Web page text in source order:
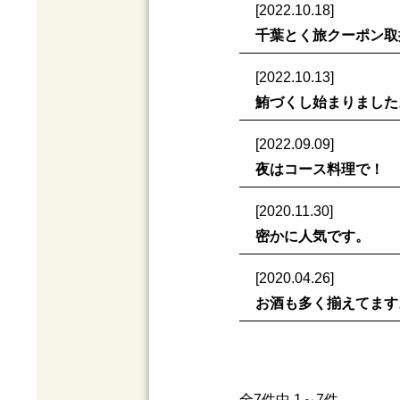
[2022.10.18]
千葉とく旅クーポン
[2022.10.13]
鮪づくし始まりました
[2022.09.09]
夜はコース料理で！
[2020.11.30]
密かに人気です。
[2020.04.26]
お酒も多く揃えてます